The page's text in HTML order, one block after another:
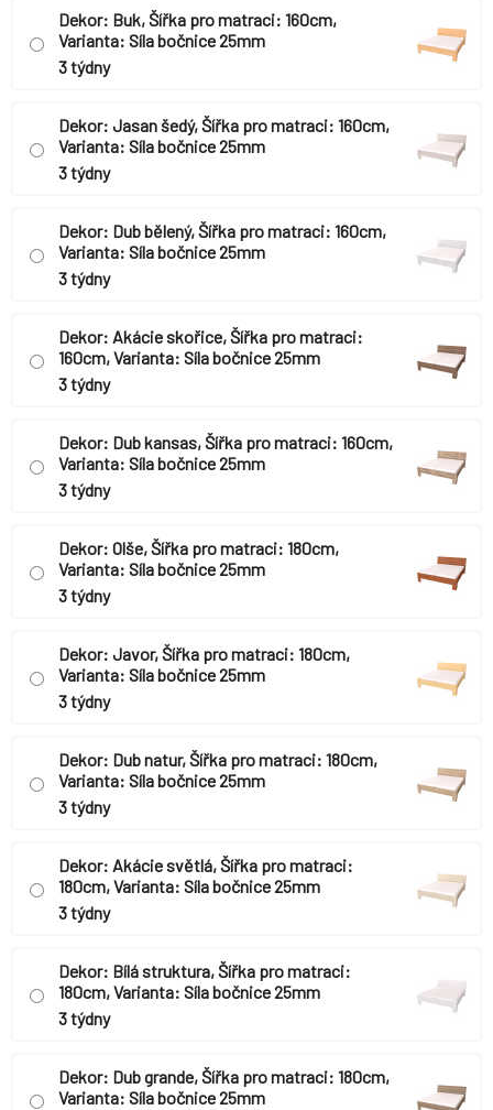
Dekor: Buk, Šířka pro matraci: 160cm,
Varianta: Síla bočnice 25mm
3 týdny
Dekor: Jasan šedý, Šířka pro matraci: 160cm,
Varianta: Síla bočnice 25mm
3 týdny
Dekor: Dub bělený, Šířka pro matraci: 160cm,
Varianta: Síla bočnice 25mm
3 týdny
Dekor: Akácie skořice, Šířka pro matraci:
160cm, Varianta: Síla bočnice 25mm
3 týdny
Dekor: Dub kansas, Šířka pro matraci: 160cm,
Varianta: Síla bočnice 25mm
3 týdny
Dekor: Olše, Šířka pro matraci: 180cm,
Varianta: Síla bočnice 25mm
3 týdny
Dekor: Javor, Šířka pro matraci: 180cm,
Varianta: Síla bočnice 25mm
3 týdny
Dekor: Dub natur, Šířka pro matraci: 180cm,
Varianta: Síla bočnice 25mm
3 týdny
Dekor: Akácie světlá, Šířka pro matraci:
180cm, Varianta: Síla bočnice 25mm
3 týdny
Dekor: Bílá struktura, Šířka pro matraci:
180cm, Varianta: Síla bočnice 25mm
3 týdny
Dekor: Dub grande, Šířka pro matraci: 180cm,
Varianta: Síla bočnice 25mm